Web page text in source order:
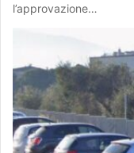
l’approvazione…